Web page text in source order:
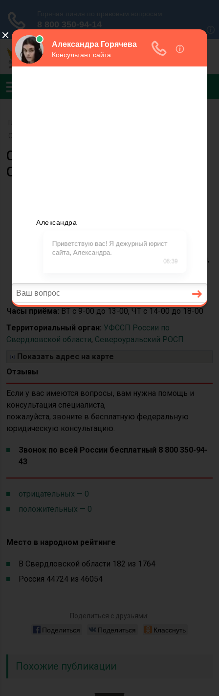
Судебный пристав Чиганаева
Ольга Викторовна
36-40
624480, Россия,
Североуральск ул.
Часы приёма: ВТ с 9-00 до 13-00, ЧТ с 14-00 до 18-00
Территориальный орган: УФССП России по
Свердловской области, Североуральский РОСП
Показать адрес на карте
Отзывы
Если у вас имеются вопросы, вам нужна помощь и
консультация специалиста,
пожалуйста, звоните в бесплатную федеральную
юридическую консультацию.
Звонок по всей России бесплатный 8 800 350-94-
43
отрицательных — 0
положительных — 0
Место в народном рейтинге
В Свердловской области 182 из 1764
Россия 44724 из 46054
Поделиться с друзьями:
Поделиться Поделиться Класснуть
Похожие публикации